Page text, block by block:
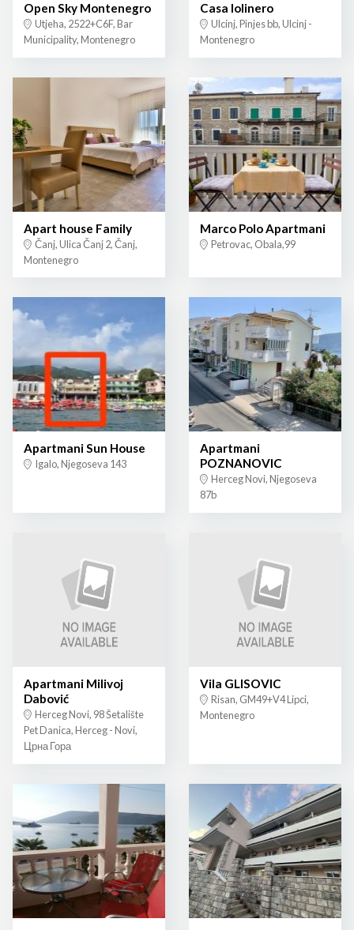
Open Sky Montenegro
Utjeha, 2522+C6F, Bar
Municipality, Montenegro
Casa lolinero
Ulcinj, Pinjes bb, Ulcinj -
Montenegro
Apart house Family
Čanj, Ulica Čanj 2, Čanj,
Montenegro
Marco Polo Apartmani
Petrovac, Obala,99
Apartmani Sun House
Igalo, Njegoseva 143
Apartmani
POZNANOVIC
Herceg Novi, Njegoseva
87b
Apartmani Milivoj
Dabović
Herceg Novi, 98 Šetalište
Pet Danica, Herceg - Novi,
Црна Гора
Vila GLISOVIC
Risan, GM49+V4 Lipci,
Montenegro